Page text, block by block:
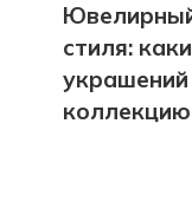
стиля:
коллекцию